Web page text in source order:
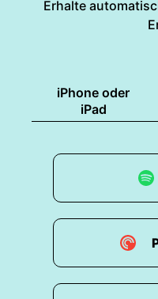
Erhalte
iPhone oder
iPad